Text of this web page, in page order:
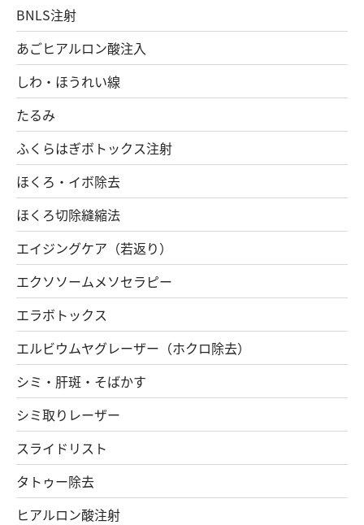
BNLS注射
あごヒアルロン酸注入
しわ・ほうれい線
たるみ
ふくらはぎボトックス注射
ほくろ・イボ除去
ほくろ切除縫縮法
エイジングケア（若返り）
エクソソームメソセラピー
エラボトックス
エルビウムヤグレーザー（ホクロ除去）
シミ・肝斑・そばかす
シミ取りレーザー
スライドリスト
タトゥー除去
ヒアルロン酸注射